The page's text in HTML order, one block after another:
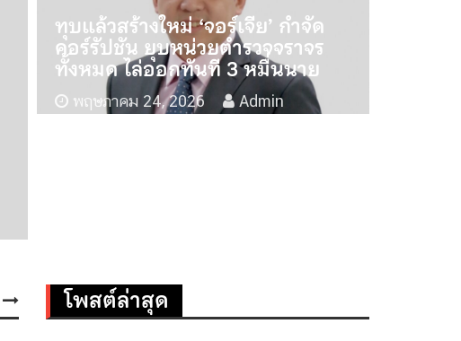
ทุบแล้วสร้างใหม่ ‘จอร์เจีย’ กำจัด
คอร์รัปชัน ยุบหน่วยตำรวจจราจร
ทั้งหมด ไล่ออกทันที 3 หมื่นนาย
พฤษภาคม 24, 2026 Admin
โพสต์ล่าสุด